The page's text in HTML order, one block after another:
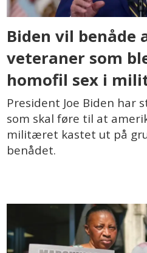
Biden vil benåde
veteraner som
homofil sex i
President Joe Biden har
som skal føre til at
militæret kastet ut på
benådet.